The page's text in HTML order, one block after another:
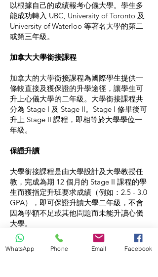
以根據自己的成績報考心儀大學。學生多
能成功轉入 UBC, University of Toronto 及
University of Waterloo 等著名大學的第二
或第三年級。
加拿大大學銜接課程
加拿大的大學銜接課程為國際學生提供一
條較直接及獲保證的升學途徑，讓學生可
升上心儀大學的二年級。大學銜接課程共
分為 Stage I 及 Stage II。Stage I 修畢後可
升上 Stage II 課程，即相等於大學學位一
年級。
保證升讀
大學銜接課程是由大學設計及大學教授任
教，完成為期 12 個月的 Stage II 課程的學
生而獲指定升班要求成績（例如：2.5 - 3.0
GPA），即可保證升讀大學二年級，不會
因為學額不足或其他問題而未能升讀心儀
大學。
WhatsApp Phone Email Facebook